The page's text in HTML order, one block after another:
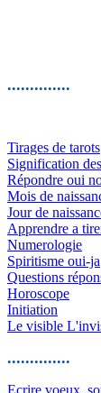
..............
Tirages de tarots
Signification
Répondre oui
Mois de
Jour de
Apprendre a
Numerologie
Spiritisme oui-ja
Questions
Horoscope
Initiation
Le visible
..............
Ecrire voeux,